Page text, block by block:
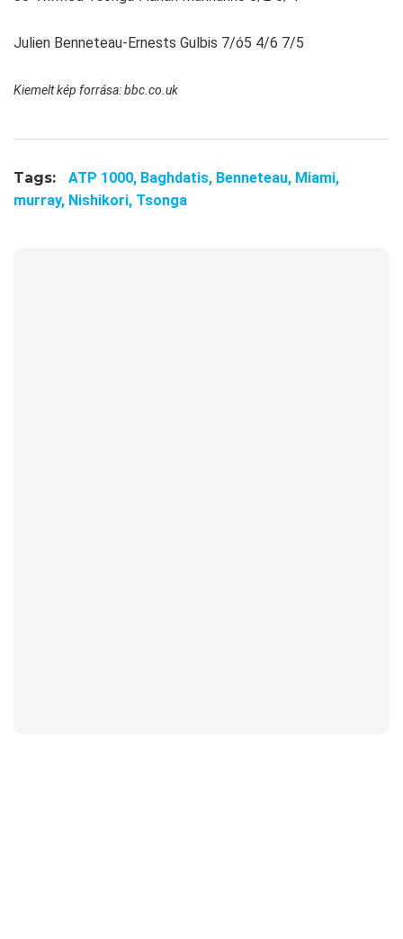
Julien Benneteau-Ernests Gulbis 7/ó5 4/6 7/5
Kiemelt kép forrása:bbc.co.uk
Tags: ATP 1000, Baghdatis, Benneteau, Miami,
murray, Nishikori, Tsonga